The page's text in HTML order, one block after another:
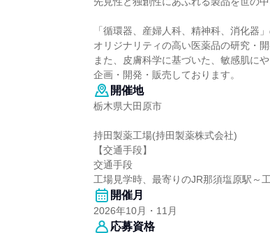
「循環器、産婦人科、精神科、消化器
オリジナリティの高い医薬品の研究・開
また、皮膚科学に基づいた、敏感肌に
企画・開発・販売しております。
開催地
栃木県大田原市
持田製薬工場(持田製薬株式会社)
【交通手段】
交通手段
工場見学時、最寄りのJR那須塩原駅～
開催月
2026年10月・11月
応募資格